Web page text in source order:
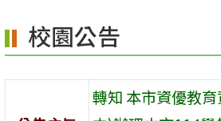
區
校園公告
轉知 本市資優教